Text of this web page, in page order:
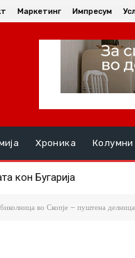
Маркетинг Импресум
Хроника Колумни
кон Бугарија
со амбасадорката на
во Скопје – пуштена